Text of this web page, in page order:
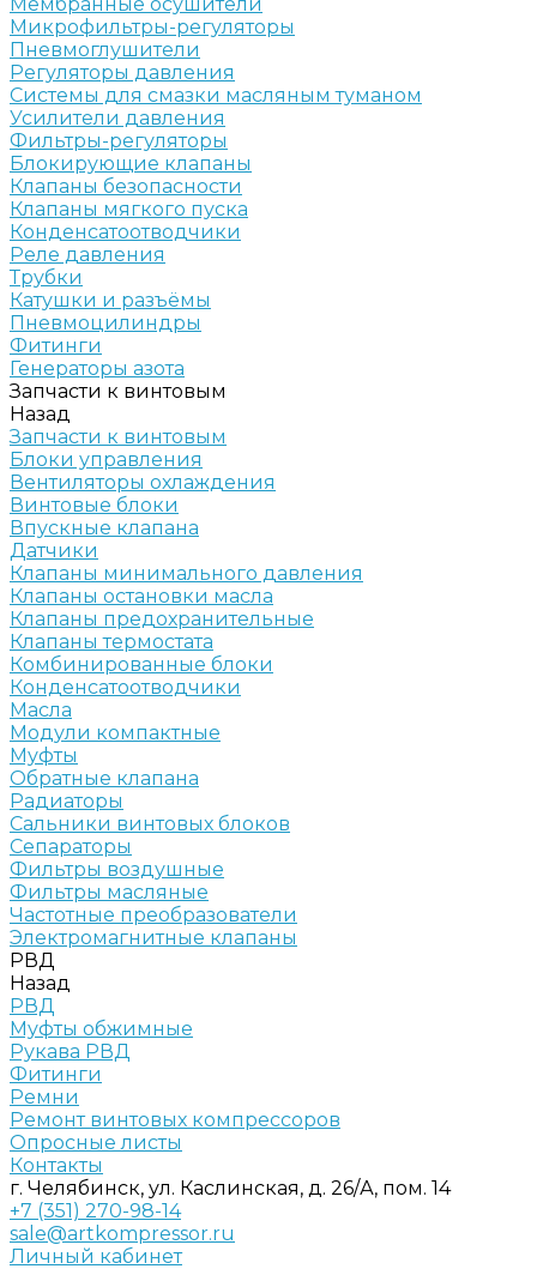
Микрофильтры-регуляторы
Пневмоглушители
Регуляторы давления
Системы для смазки масляным туманом
Усилители давления
Фильтры-регуляторы
Блокирующие клапаны
Клапаны безопасности
Клапаны мягкого пуска
Конденсатоотводчики
Реле давления
Трубки
Катушки и разъёмы
Пневмоцилиндры
Фитинги
Генераторы азота
Запчасти к винтовым
Назад
Запчасти к винтовым
Блоки управления
Вентиляторы охлаждения
Винтовые блоки
Впускные клапана
Датчики
Клапаны минимального давления
Клапаны остановки масла
Клапаны предохранительные
Клапаны термостата
Комбинированные блоки
Конденсатоотводчики
Масла
Модули компактные
Муфты
Обратные клапана
Радиаторы
Сальники винтовых блоков
Сепараторы
Фильтры воздушные
Фильтры масляные
Частотные преобразователи
Электромагнитные клапаны
РВД
Назад
РВД
Муфты обжимные
Рукава РВД
Фитинги
Ремни
Ремонт винтовых компрессоров
Опросные листы
Контакты
г. Челябинск, ул. Каслинская, д. 26/А, пом. 14
+7 (351) 270-98-14
sale@artkompressor.ru
Личный кабинет